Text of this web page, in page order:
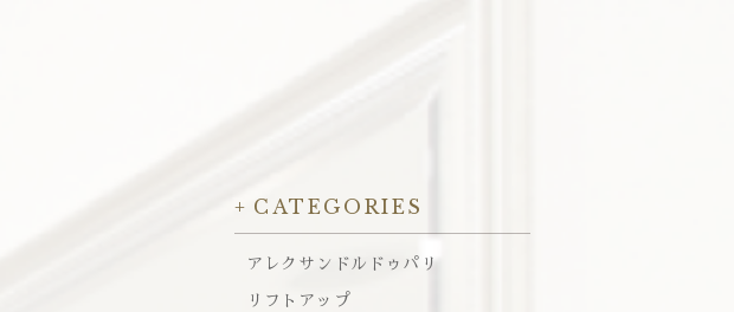
CATEGORIES
アレクサンドルドゥパリ
リフトアップ